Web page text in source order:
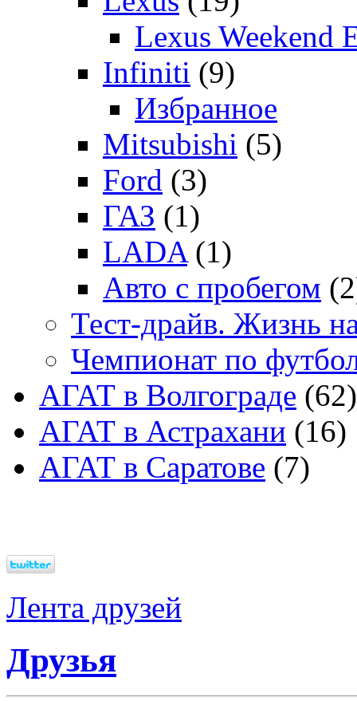
Lexus Weekend
Infiniti (9)
Избранное
Mitsubishi (5)
Ford (3)
ГАЗ (1)
LADA (1)
Авто с пробегом
Тест-драйв. Жизнь
Чемпионат по
АГАТ в Волгограде (62)
АГАТ в Астрахани (16)
АГАТ в Саратове (7)
Лента друзей
Друзья